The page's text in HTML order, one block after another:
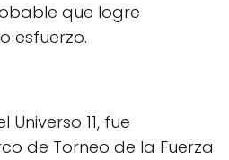
que logre
esfuerzo.
Universo 11, fue
de Torneo de la Fuerza